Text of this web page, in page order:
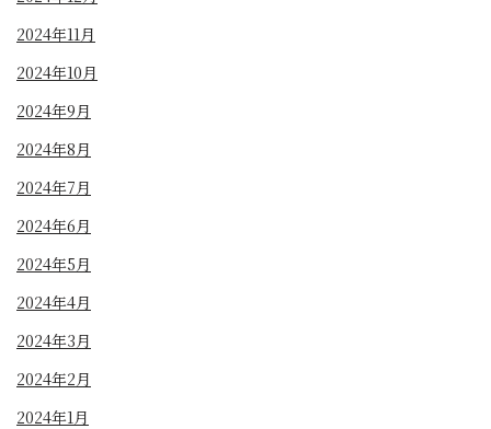
2024年11月
2024年10月
2024年9月
2024年8月
2024年7月
2024年6月
2024年5月
2024年4月
2024年3月
2024年2月
2024年1月